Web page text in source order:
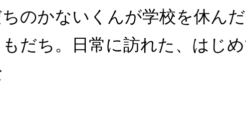
のかないくんが学校を休ん
だち。日常に訪れた、はじ